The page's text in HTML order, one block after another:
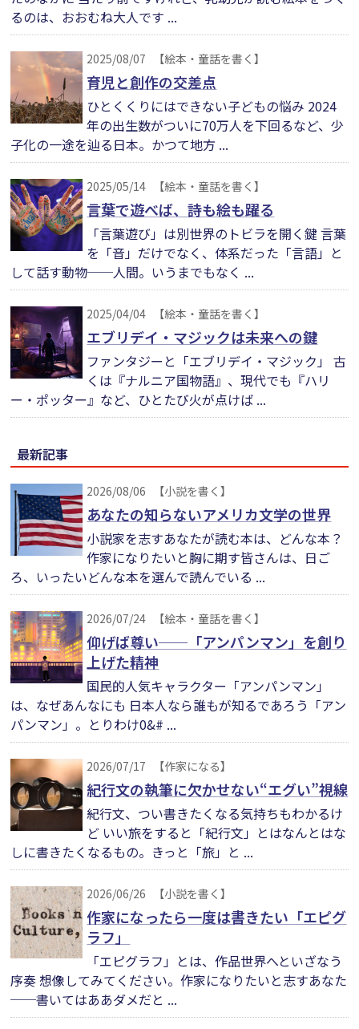
るのは、おおむね大人です ...
2025/08/07 【絵本・童話を書く】
育児と創作の交差点
ひとくくりにはできない子どもの悩み 2024
年の出生数がついに70万人を下回るなど、少
子化の一途を辿る日本。かつて地方 ...
2025/05/14 【絵本・童話を書く】
言葉で遊べば、詩も絵も躍る
「言葉遊び」は別世界のトビラを開く鍵 言葉
を「音」だけでなく、体系だった「言語」と
して話す動物──人間。いうまでもなく ...
2025/04/04 【絵本・童話を書く】
エブリデイ・マジックは未来への鍵
ファンタジーと「エブリデイ・マジック」 古
くは『ナルニア国物語』、現代でも『ハリ
ー・ポッター』など、ひとたび火が点けば ...
最新記事
2026/08/06 【小説を書く】
あなたの知らないアメリカ文学の世界
小説家を志すあなたが読む本は、どんな本？
作家になりたいと胸に期す皆さんは、日ご
ろ、いったいどんな本を選んで読んでいる ...
2026/07/24 【絵本・童話を書く】
仰げば尊い──「アンパンマン」を創り
上げた精神
国民的人気キャラクター「アンパンマン」
は、なぜあんなにも 日本人なら誰もが知るであろう「アン
パンマン」。とりわけ0&# ...
2026/07/17 【作家になる】
紀行文の執筆に欠かせない“エグい”視線
紀行文、つい書きたくなる気持ちもわかるけ
ど いい旅をすると「紀行文」とはなんとはな
しに書きたくなるもの。きっと「旅」と ...
2026/06/26 【小説を書く】
作家になったら一度は書きたい「エピグ
ラフ」
「エピグラフ」とは、作品世界へといざなう
序奏 想像してみてください。作家になりたいと志すあなた
──書いてはああダメだと ...